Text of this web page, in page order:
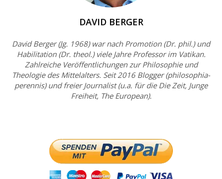
DAVID BERGER
David Berger (Jg. 1968) war nach Promotion (Dr. phil.) und
Habilitation (Dr. theol.) viele Jahre Professor im Vatikan.
Zahlreiche Veröffentlichungen zur Philosophie und
Theologie des Mittelalters. Seit 2016 Blogger (philosophia-
perennis) und freier Journalist (u.a. für die Die Zeit, Junge
Freiheit, The European).